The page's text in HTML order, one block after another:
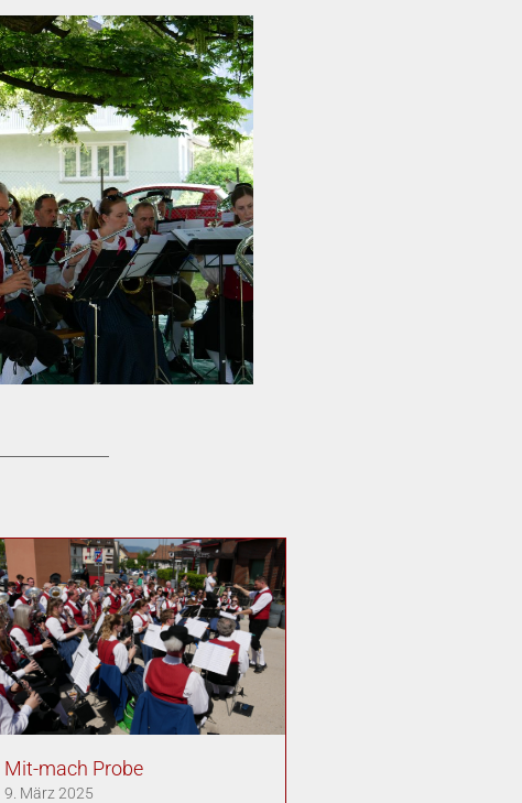
Mit-mach Probe
9. März 2025